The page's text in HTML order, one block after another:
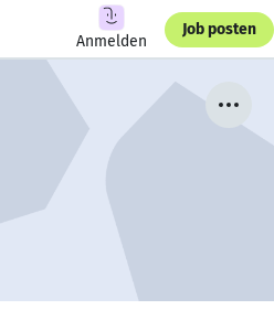
Anmelden
Job posten